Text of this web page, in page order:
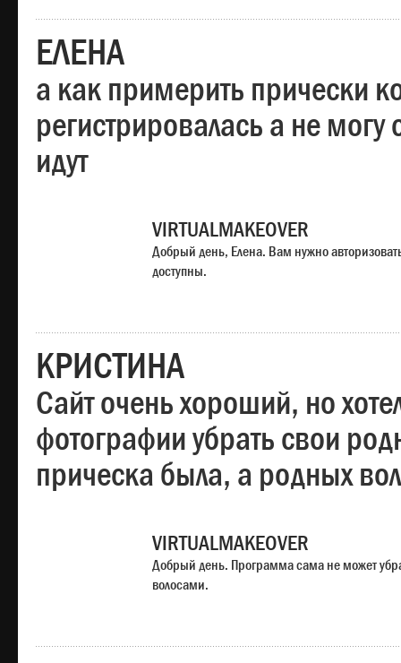
ЕЛЕНА
а как примерить прически
регистрировалась а не
идут
VIRTUALMAKEOVER
Добрый день, Елена. Вам нужно
доступны.
КРИСТИНА
Сайт очень хороший, но
фотографии убрать свои
прическа была, а родных
VIRTUALMAKEOVER
Добрый день. Программа сама не может
волосами.